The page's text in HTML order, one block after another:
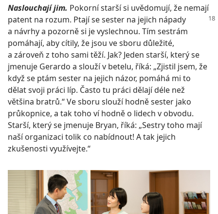
Naslouchají jim. Pokorní starší si uvědomují, že nemají
patent na rozum. Ptají sesester na jejich nápady
a návrhy a pozorně si je vyslechnou. Tím sestrám
pomáhají, aby cítily, že jsou ve sboru důležité,
a zároveň z toho sami těží. Jak? Jeden starší, který se
jmenuje Gerardo a slouží v betelu, říká: „Zjistil jsem, že
když se ptám sester na jejich názor, pomáhá mi to
dělat svoji práci líp. Často tu práci dělají déle než
většina bratrů.“ Ve sboru slouží hodně sester jako
průkopnice, a tak toho ví hodně o lidech v obvodu.
Starší, který se jmenuje Bryan, říká: „Sestry toho mají
naší organizaci tolik co nabídnout! A tak jejich
zkušenosti využívejte.“